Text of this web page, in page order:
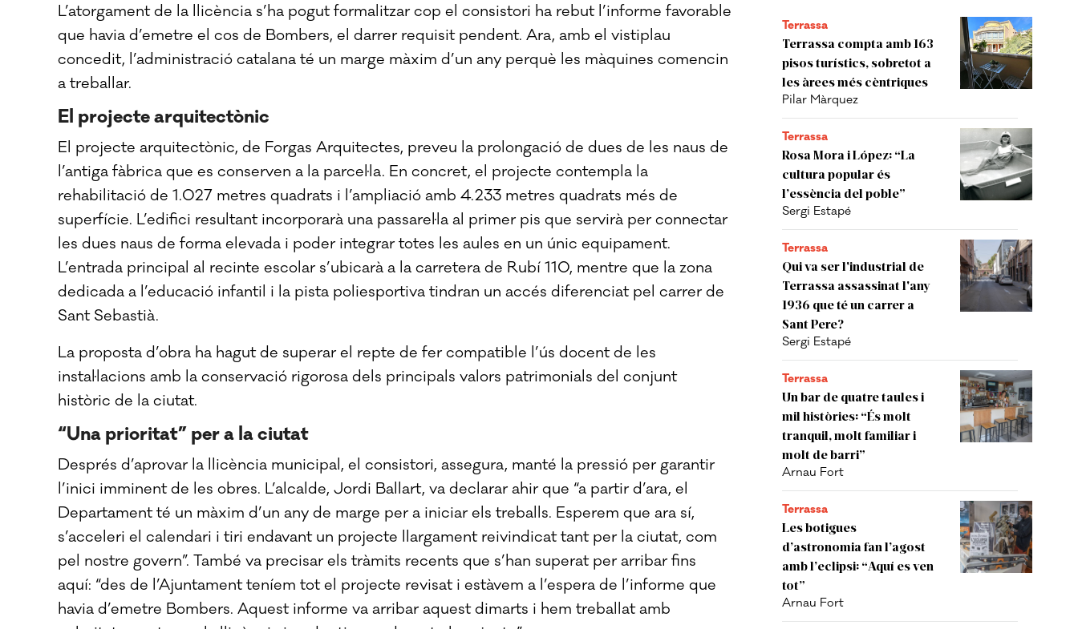
Terrassa
Terrassa compta amb 163
pisos turístics, sobretot a
les àrees més cèntriques
Pilar Màrquez
Terrassa
Rosa Mora i López: “La
cultura popular és
l’essència del poble”
Sergi Estapé
Terrassa
Qui va ser l'industrial de
Terrassa assassinat l'any
1936 que té un carrer a
Sant Pere?
Sergi Estapé
Terrassa
Un bar de quatre taules i
mil històries: “És molt
tranquil, molt familiar i
molt de barri”
Arnau Fort
Terrassa
Les botigues
d’astronomia fan l’agost
amb l’eclipsi: “Aquí es ven
tot”
Arnau Fort
L’atorgament de la llicència s’ha pogut formalitzar cop el consistori ha rebut l’informe favorable
que havia d’emetre el cos de Bombers, el darrer requisit pendent. Ara, amb el vistiplau
concedit, l’administració catalana té un marge màxim d’un any perquè les màquines comencin
a treballar.
El projecte arquitectònic
El projecte arquitectònic, de Forgas Arquitectes, preveu la prolongació de dues de les naus de
l’antiga fàbrica que es conserven a la parcel·la. En concret, el projecte contempla la
rehabilitació de 1.027 metres quadrats i l’ampliació amb 4.233 metres quadrats més de
superfície. L’edifici resultant incorporarà una passarel·la al primer pis que servirà per connectar
les dues naus de forma elevada i poder integrar totes les aules en un únic equipament.
L’entrada principal al recinte escolar s’ubicarà a la carretera de Rubí 110, mentre que la zona
dedicada a l’educació infantil i la pista poliesportiva tindran un accés diferenciat pel carrer de
Sant Sebastià.
La proposta d’obra ha hagut de superar el repte de fer compatible l’ús docent de les
instal·lacions amb la conservació rigorosa dels principals valors patrimonials del conjunt
històric de la ciutat.
“Una prioritat” per a la ciutat
Després d’aprovar la llicència municipal, el consistori, assegura, manté la pressió per garantir
l’inici imminent de les obres. L’alcalde, Jordi Ballart, va declarar ahir que “a partir d’ara, el
Departament té un màxim d’un any de marge per a iniciar els treballs. Esperem que ara sí,
s’acceleri el calendari i tiri endavant un projecte llargament reivindicat tant per la ciutat, com
pel nostre govern”. També va precisar els tràmits recents que s’han superat per arribar fins
aquí: “des de l’Ajuntament teníem tot el projecte revisat i estàvem a l’espera de l’informe que
havia d’emetre Bombers. Aquest informe va arribar aquest dimarts i hem treballat amb